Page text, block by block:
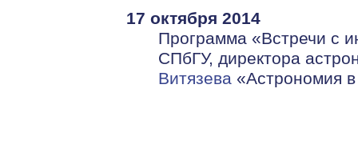
17 октября 2014
Программа «Встречи с
СПбГУ, директора
Витязева «Астрономия